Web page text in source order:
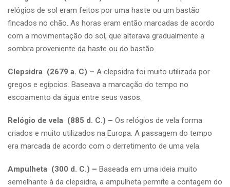
relógios de sol eram feitos por uma haste ou um bastão
fincados no chão. As horas eram então marcadas de acordo
com a movimentação do sol, que alterava gradualmente a
sombra proveniente da haste ou do bastão.
Clepsidra (2679 a. C) – A clepsidra foi muito utilizada por
gregos e egípcios. Baseava a marcação do tempo no
escoamento da água entre seus vasos.
Relógio de vela (885 d. C.) – Os relógios de vela forma
criados e muito utilizados na Europa. A passagem do tempo
era marcada de acordo com o derretimento de uma vela.
Ampulheta (300 d. C.) – Baseada em uma ideia muito
semelhante à da clepsidra, a ampulheta permite a contagem do